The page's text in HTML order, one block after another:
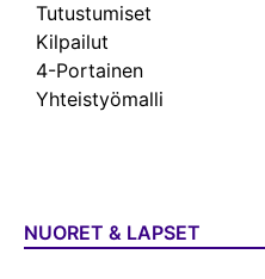
Tutustumiset
Kilpailut
4-Portainen
Yhteistyömalli
NUORET & LAPSET